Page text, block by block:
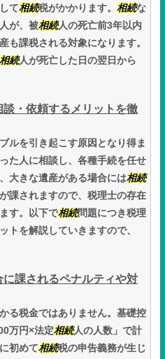
て相続税がかかります。 相続な
が、被相続人の死亡前3年以内
も課税される対象になります。
相続人が死亡した日の翌日から
・依頼するメリットを徹
ルを引き起こす原因となり得ま
た人に相談し、各種手続を任せ
大きな遺産がある場合には相続
課されますので、税理士の存在
す。以下で相続問題につき税理
トを解説していきますので、
課されるペナルティや対
る税金ではありません。基礎控
万円×法定相続人の人数」で計
初めて相続税の申告義務が生じ